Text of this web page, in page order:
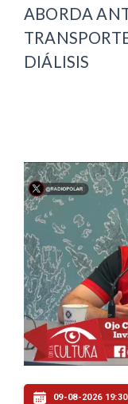
ABORDA
DIÁLISIS
09-08-2026 19:30